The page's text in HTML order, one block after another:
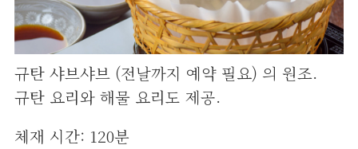
규탄 샤브샤브 (전날까지 예약 필요) 의 원조.
규탄 요리와 해물 요리도 제공.
체재 시간: 120분